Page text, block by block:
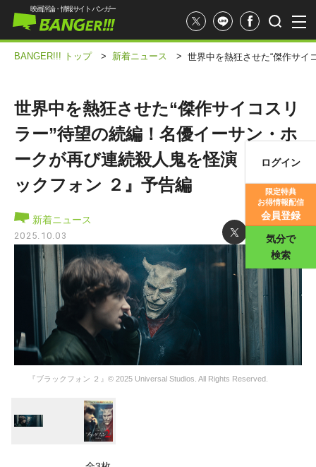
映画記事
映画評論・情報サイト バンガー
ログイン
限定特典
お得情報配信
会員登録
気分で
検索
BANGER!!! トップ > 新着ニュース > 世界中を熱狂させた“傑作サイ
世界中を熱狂させた“傑作サイコスリ
ラー”待望の続編！名優イーサン・ホ
ークが再び連続殺人鬼を怪演『ブラ
ックフォン ２』予告編
新着ニュース
2025.10.03
『ブラックフォン ２』© 2025 Universal Studios. All Rights Reserved.